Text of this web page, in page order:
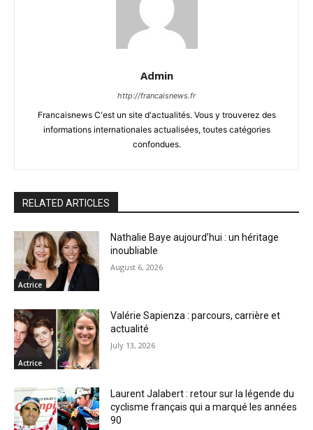
Admin
http://francaisnews.fr
Francaisnews C'est un site d'actualités. Vous y trouverez des
informations internationales actualisées, toutes catégories
confondues.
RELATED ARTICLES
Actrice
Nathalie Baye aujourd’hui : un héritage
inoubliable
August 6, 2026
Actrice
Valérie Sapienza : parcours, carrière et
actualité
July 13, 2026
Laurent Jalabert : retour sur la légende du
cyclisme français qui a marqué les années
90